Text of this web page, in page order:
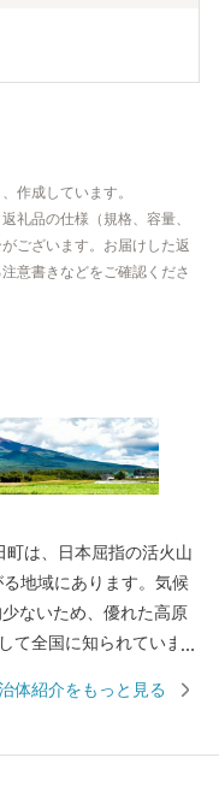
作成しています。
礼品の仕様（規格、容量、
ございます。お届けした返
意書きなどをご確認くださ
地域にあります。気候
ないため、優れた高原
て全国に知られていま
クセス環境も整ってお
体紹介をもっと見る